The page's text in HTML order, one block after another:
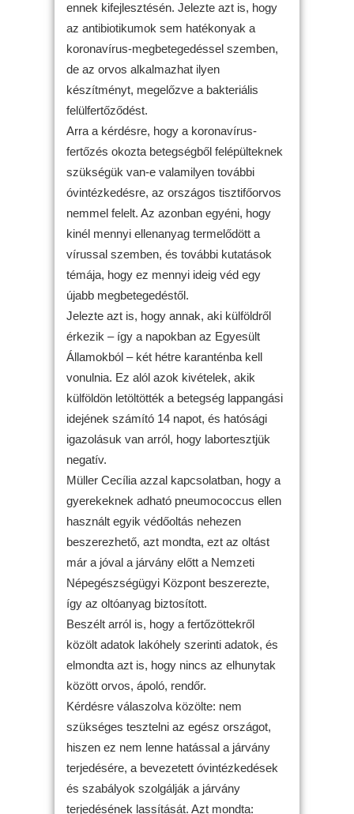
ennek kifejlesztésén. Jelezte azt is, hogy
az antibiotikumok sem hatékonyak a
koronavírus-megbetegedéssel szemben,
de az orvos alkalmazhat ilyen
készítményt, megelőzve a bakteriális
felülfertőződést.
Arra a kérdésre, hogy a koronavírus-
fertőzés okozta betegségből felépülteknek
szükségük van-e valamilyen további
óvintézkedésre, az országos tisztifőorvos
nemmel felelt. Az azonban egyéni, hogy
kinél mennyi ellenanyag termelődött a
vírussal szemben, és további kutatások
témája, hogy ez mennyi ideig véd egy
újabb megbetegedéstől.
Jelezte azt is, hogy annak, aki külföldről
érkezik – így a napokban az Egyesült
Államokból – két hétre karanténba kell
vonulnia. Ez alól azok kivételek, akik
külföldön letöltötték a betegség lappangási
idejének számító 14 napot, és hatósági
igazolásuk van arról, hogy labortesztjük
negatív.
Müller Cecília azzal kapcsolatban, hogy a
gyerekeknek adható pneumococcus ellen
használt egyik védőoltás nehezen
beszerezhető, azt mondta, ezt az oltást
már a jóval a járvány előtt a Nemzeti
Népegészségügyi Központ beszerezte,
így az oltóanyag biztosított.
Beszélt arról is, hogy a fertőzöttekről
közölt adatok lakóhely szerinti adatok, és
elmondta azt is, hogy nincs az elhunytak
között orvos, ápoló, rendőr.
Kérdésre válaszolva közölte: nem
szükséges tesztelni az egész országot,
hiszen ez nem lenne hatással a járvány
terjedésére, a bevezetett óvintézkedések
és szabályok szolgálják a járvány
terjedésének lassítását. Azt mondta: